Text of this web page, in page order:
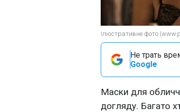
Ілюстративне фото
Не трать
Google
Маски для
догляду. Багато